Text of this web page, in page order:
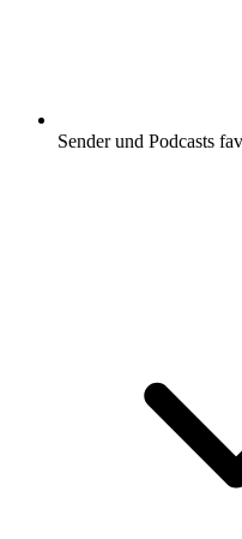
Sender und Podcasts